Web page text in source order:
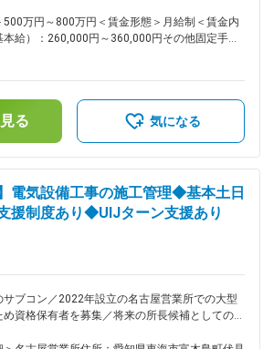
スケジュール調整、発注者との打ち合わせ ・見
報告書や各種書類作成などの事務業務 ・現場
い、工事の円滑な推進に貢献します。 ■扱うサ
設や病院、学校、大型商業施設など幅広い空調
を担当します。 ■組織構成 電設事業部
所属し、社内メンバーや協力会社と連携しながら
りがいと、転勤が当面なく地域に根差して働ける
。経験・スキル次第で待遇面の向上やキャリアア
格取得支援制度や研修が
業務を通じて着実にスキルアップできます。 ■
リアパス 施工管理として経験を積み、後進育
500万円～800万円＜賃金形態＞月給制＜賃金内
給）：260,000円～360,000円その他固定手当/
：年2回（7月・12月）■昇給：年1回（4月）※賞
社業績等により連動します。賃金はあくまでも
あり、選考を通じて上下する可能性があります。
る 気になる
電気設備工事の施工管理◆基本土日
援制度あり◆UIJターン支援あり
サブコン／2022年設立の名古屋営業所での大型
資格保有者を募集／将来の所長候補としてのキ